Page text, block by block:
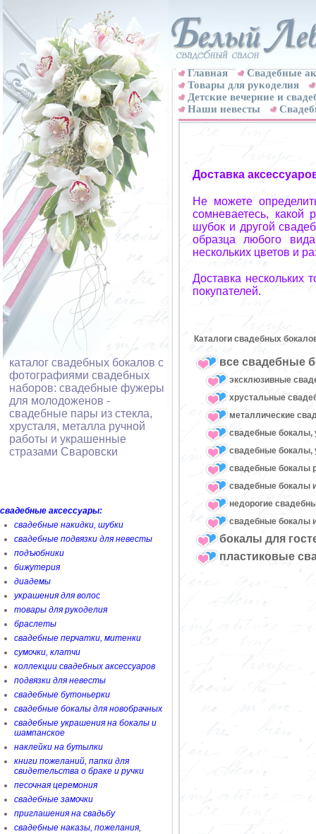
каталог свадебных бокалов с
фотографиями свадебных
наборов: свадебные фужеры
для молодоженов -
свадебные пары из стекла,
хрусталя, металла ручной
работы и украшенные
стразами Сваровски
свадебные аксессуары:
свадебные накидки, шубки
свадебные подвязки для невесты
подъюбники
бижутерия
диадемы
украшения для волос
товары для рукоделия
браслеты
свадебные перчатки, митенки
сумочки, клатчи
коллекции свадебных аксессуаров
подвязки для невесты
свадебные бутоньерки
свадебные бокалы для новобрачных
свадебные украшения на бокалы и
шампанское
наклейки на бутылки
книги пожеланий, папки для
свидетельства о браке и ручки
песочная церемония
свадебные замочки
приглашения на свадьбу
свадебные наказы, пожелания,
Главная
Свадебные
Товары для рукоделия
Детские вечерние и
Наши невесты
Доставка
Не можете
сомневаетесь, какой
шубок и другой
образца любого
нескольких цветов и
Доставка нескольких
покупателей.
Каталоги свадебных
все свадебные
эксклюзивные
хрустальные
металлические
свадебные бокалы,
свадебные бокалы,
свадебные бокалы
свадебные бокалы
недорогие
свадебные бокалы
бокалы для
пластиковые